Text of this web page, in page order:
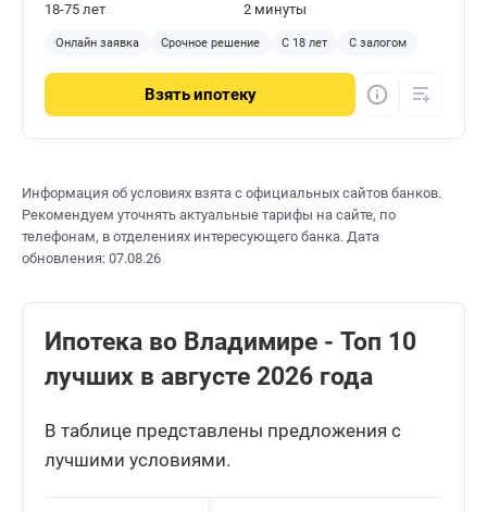
18-75 лет
2 минуты
Онлайн заявка Срочное решение С 18 лет С залогом
Взятьипотеку
Информация об условиях взята с официальных сайтов банков.
Рекомендуем уточнять актуальные тарифы на сайте, по
телефонам, в отделениях интересующего банка. Дата
обновления: 07.08.26
Ипотека во Владимире - Топ 10
лучших в августе 2026 года
В таблице представлены предложения с
лучшими условиями.